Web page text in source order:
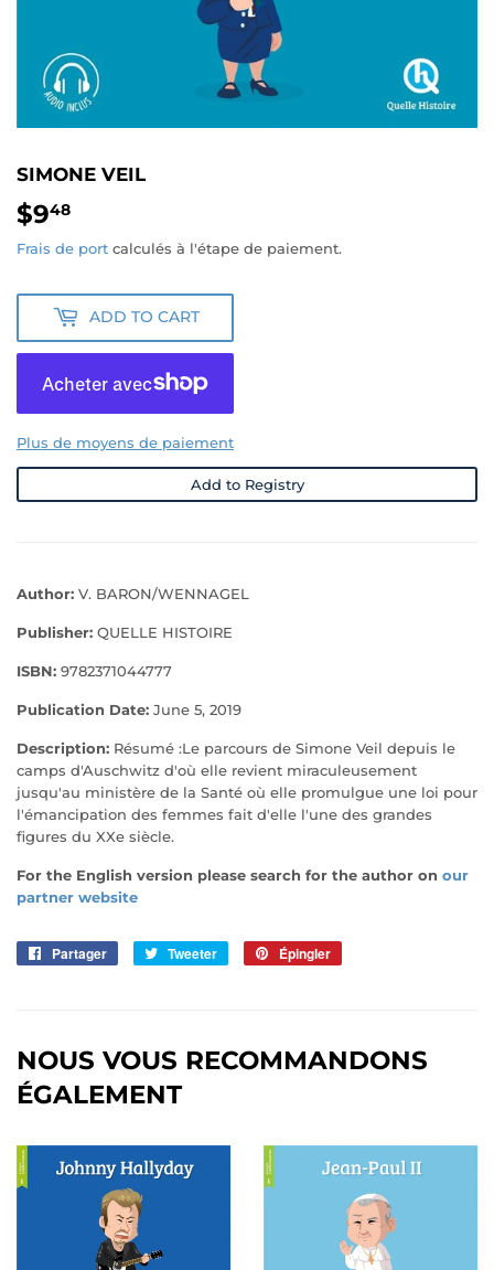
SIMONE VEIL
$948
Frais de port calculés à l'étape de paiement.
ADD TO CART
Plus de moyens de paiement
Add to Registry
Author: V. BARON/WENNAGEL
Publisher: QUELLE HISTOIRE
ISBN: 9782371044777
Publication Date: June 5, 2019
Description: Résumé :Le parcours de Simone Veil depuis le
camps d'Auschwitz d'où elle revient miraculeusement
jusqu'au ministère de la Santé où elle promulgue une loi pour
l'émancipation des femmes fait d'elle l'une des grandes
figures du XXe siècle.
For the English version please search for the author on our
partner website
Partager
PartagerTweeter
Tweeter
Épingler
NOUS VOUS RECOMMANDONS
ÉGALEMENT